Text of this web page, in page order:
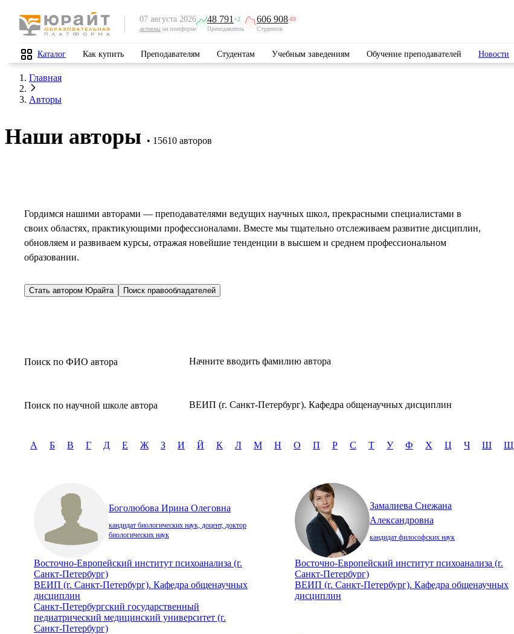
07 августа 2026
активны на платформе
48 791 +2
Преподаватель
606 908-69
Студентов
Каталог Как купить Преподавателям Студентам Учебным заведениям Обучение преподавателей Новости
Главная
Авторы
Наши авторы 15610 авторов
Гордимся нашими авторами — преподавателями ведущих научных школ, прекрасными специалистами в
своих областях, практикующими профессионалами. Вместе мы тщательно отслеживаем развитие дисциплин,
обновляем и развиваем курсы, отражая новейшие тенденции в высшем и среднем профессиональном
образовании.
Стать автором Юрайта Поиск правообладателей
Поиск по ФИО автора Начните вводить фамилию автора
Поиск по научной школе автора ВЕИП (г. Санкт-Петербург). Кафедра общенаучных дисциплин
А Б В Г Д Е Ж З И Й К Л М Н О П Р С Т У Ф Х Ц Ч Ш Щ
Боголюбова Ирина Олеговна
кандидат биологических наук, доцент, доктор
биологических наук
Восточно-Европейский институт психоанализа (г.
Санкт-Петербург)
ВЕИП (г. Санкт-Петербург). Кафедра общенаучных
дисциплин
Санкт-Петербургский государственный
педиатрический медицинский университет (г.
Санкт-Петербург)
Замалиева Снежана
Александровна
кандидат философских наук
Восточно-Европейский институт психоанализа (г.
Санкт-Петербург)
ВЕИП (г. Санкт-Петербург). Кафедра общенаучных
дисциплин